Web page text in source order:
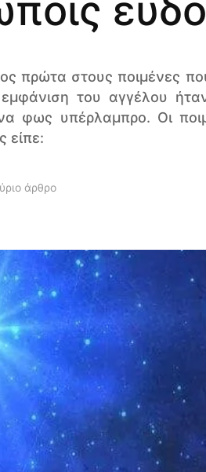
πρώτα στους ποιμένες
του αγγέλου
φως υπέρλαμπρο. Οι
είπε:
άρθρο